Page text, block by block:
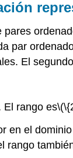
par
El
El rango es
en el
rango